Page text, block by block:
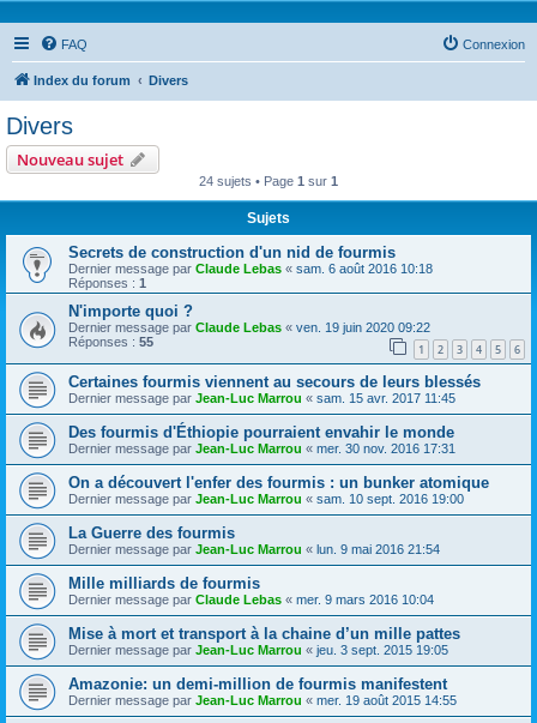
FAQ Connexion
Index du forum Divers
Divers
Nouveau sujet
24 sujets • Page 1 sur 1
Sujets
Secrets de construction d'un nid de fourmis
Dernier message par Claude Lebas « sam. 6 août 2016 10:18
Réponses : 1
N'importe quoi ?
Dernier message par Claude Lebas « ven. 19 juin 2020 09:22
Réponses : 55 1 2 3 4 5 6
Certaines fourmis viennent au secours de leurs blessés
Dernier message par Jean-Luc Marrou « sam. 15 avr. 2017 11:45
Des fourmis d'Éthiopie pourraient envahir le monde
Dernier message par Jean-Luc Marrou « mer. 30 nov. 2016 17:31
On a découvert l'enfer des fourmis : un bunker atomique
Dernier message par Jean-Luc Marrou « sam. 10 sept. 2016 19:00
La Guerre des fourmis
Dernier message par Jean-Luc Marrou « lun. 9 mai 2016 21:54
Mille milliards de fourmis
Dernier message par Claude Lebas « mer. 9 mars 2016 10:04
Mise à mort et transport à la chaine d’un mille pattes
Dernier message par Jean-Luc Marrou « jeu. 3 sept. 2015 19:05
Amazonie: un demi-million de fourmis manifestent
Dernier message par Jean-Luc Marrou « mer. 19 août 2015 14:55